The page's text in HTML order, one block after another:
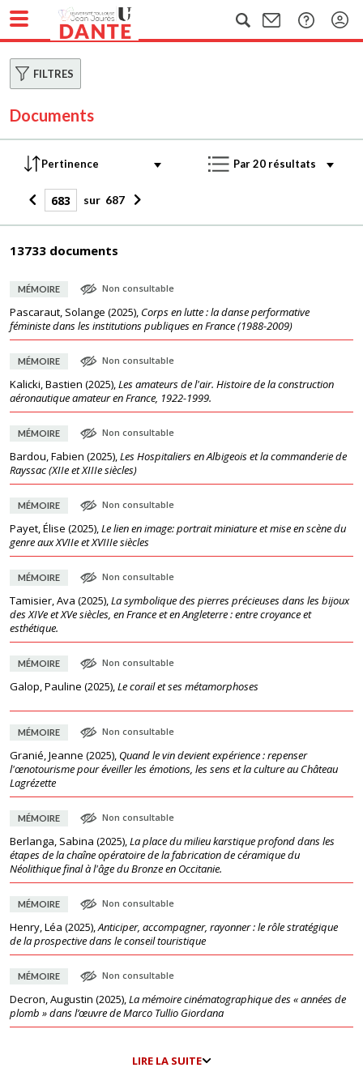
FILTRES
Documents
sur 687
13733 documents
MÉMOIRE Non consultable
Pascaraut, Solange (2025), Corps en lutte : la danse performative
féministe dans les institutions publiques en France (1988-2009)
MÉMOIRE Non consultable
Kalicki, Bastien (2025),Les amateurs de l'air. Histoire de la construction
aéronautique amateur en France, 1922-1999.
MÉMOIRE Non consultable
Bardou, Fabien (2025),Les Hospitaliers en Albigeois et la commanderie de
Rayssac (XIIe et XIIIe siècles)
MÉMOIRE Non consultable
Payet, Élise (2025),Le lien en image: portrait miniature et mise en scène du
genre aux XVIIe et XVIIIe siècles
MÉMOIRE Non consultable
Tamisier, Ava (2025),La symbolique des pierres précieuses dans les bijoux
des XIVe et XVe siècles, en France et en Angleterre : entre croyance et
esthétique.
MÉMOIRE Non consultable
Galop, Pauline (2025),Le corail et ses métamorphoses
MÉMOIRE Non consultable
Granié, Jeanne (2025), Quand le vin devient expérience : repenser
l'œnotourisme pour éveiller les émotions, les sens et la culture au Château
Lagrézette
MÉMOIRE Non consultable
Berlanga, Sabina (2025),La place du milieu karstique profond dans les
étapes de la chaîne opératoire de la fabrication de céramique du
Néolithique final à l'âge du Bronze en Occitanie.
MÉMOIRE Non consultable
Henry, Léa (2025),Anticiper, accompagner, rayonner : le rôle stratégique
de la prospective dans le conseil touristique
MÉMOIRE Non consultable
Decron, Augustin (2025),La mémoire cinématographique des « années de
plomb » dans l’œuvre de Marco Tullio Giordana
LIRE LA SUITE